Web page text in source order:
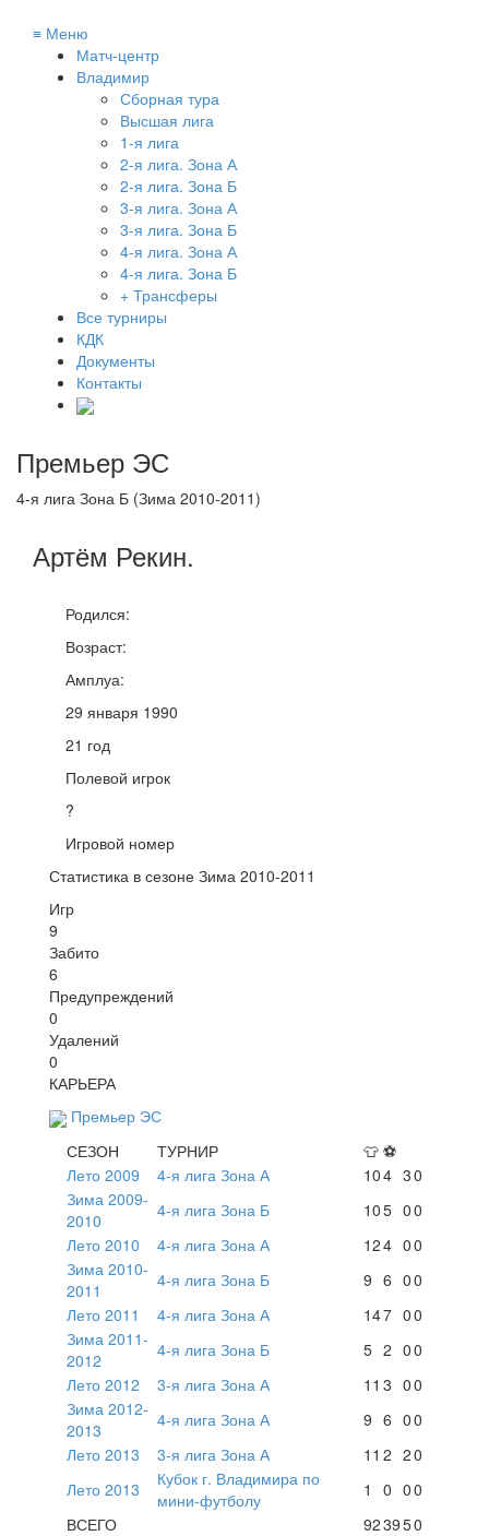
≡ Меню
Матч-центр
Владимир
Сборная тура
Высшая лига
1-я лига
2-я лига. Зона А
2-я лига. Зона Б
3-я лига. Зона А
3-я лига. Зона Б
4-я лига. Зона А
4-я лига. Зона Б
+ Трансферы
Все турниры
КДК
Документы
Контакты
Премьер ЭС
4-я лига Зона Б (Зима 2010-2011)
Артём Рекин.
Родился:
Возраст:
Амплуа:
29 января 1990
21 год
Полевой игрок
?
Игровой номер
Статистика в сезоне Зима 2010-2011
Игр
9
Забито
6
Предупреждений
0
Удалений
0
КАРЬЕРА
Премьер ЭС
СЕЗОН
ТУРНИР 👕 ⚽
Лето 2009
4-я лига Зона А 104 30
Зима 2009-
2010
4-я лига Зона Б 105 00
Лето 2010
4-я лига Зона А 124 00
Зима 2010-
2011
4-я лига Зона Б 9 6 00
Лето 2011
4-я лига Зона А 147 00
Зима 2011-
2012
4-я лига Зона Б 5 2 00
Лето 2012
3-я лига Зона А 11 3 00
Зима 2012-
2013
4-я лига Зона А 9 6 00
Лето 2013
3-я лига Зона А 11 2 20
Лето 2013
Кубок г. Владимира по
мини-футболу
1 0 00
ВСЕГО
923950